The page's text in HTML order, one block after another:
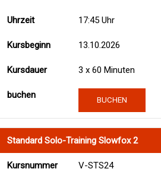
17:45 Uhr
13.10.2026
3 x 60 Minuten
BUCHEN
Standard Solo-Training Slowfox 2
V-STS24